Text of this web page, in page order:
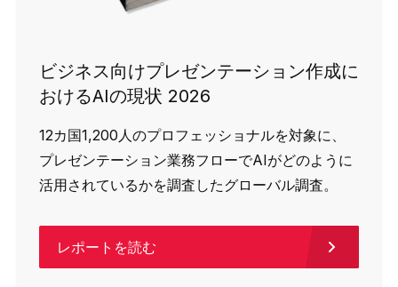
ビジネス向けプレゼンテーション作成に
おけるAIの現状 2026
12カ国1,200人のプロフェッショナルを対象に、
プレゼンテーション業務フローでAIがどのように
活用されているかを調査したグローバル調査。
レポートを読む